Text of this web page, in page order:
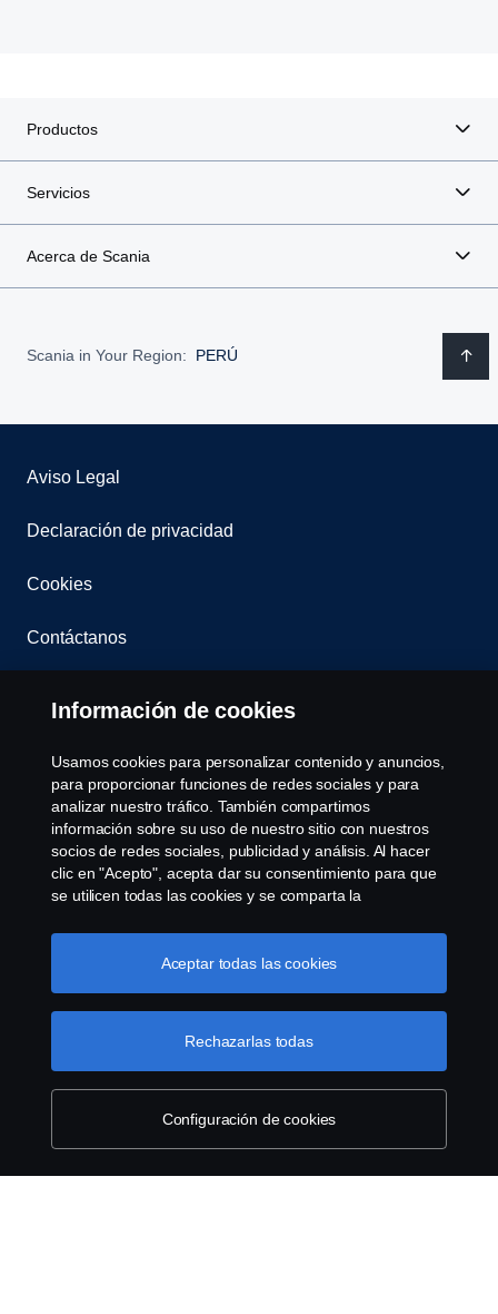
Productos
Servicios
Acerca de Scania
Scania in Your Region: PERÚ
Aviso Legal
Declaración de privacidad
Cookies
Contáctanos
Términos y condiciones de la garantía Scania
Sucursal virtual Scania en linea
Cookie settings
© Copyright Scania 2026 All rights reserved. Scania
CV AB (publ), SE-151 87 Södertälje, Sweden, Tel:
Información de cookies
Usamos cookies para personalizar contenido y anuncios,
para proporcionar funciones de redes sociales y para
analizar nuestro tráfico. También compartimos
información sobre su uso de nuestro sitio con nuestros
socios de redes sociales, publicidad y análisis. Al hacer
clic en "Acepto", acepta dar su consentimiento para que
se utilicen todas las cookies y se comparta la
haciendo clic en "Configuración de cookies" y
seleccionando las categorías que desea aceptar. Para
Enlace a la política de cookies
Configuración de cookies
Rechazarlas todas
Aceptar todas las cookies